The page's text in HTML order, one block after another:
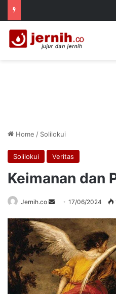
Home / Solilokui
Solilokui Veritas
Keimanan dan
Jernih.co
Send
email
17/06/2024